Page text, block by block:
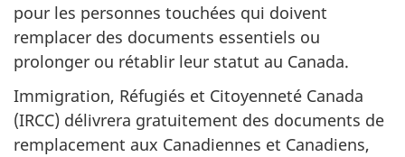
pour les personnes touchées qui doivent
remplacer des documents essentiels ou
prolonger ou rétablir leur statut au Canada.
Immigration, Réfugiés et Citoyenneté Canada
(IRCC) délivrera gratuitement des documents de
remplacement aux Canadiennes et Canadiens,